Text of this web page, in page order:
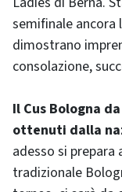
semifinale ancora
dimostrano
consolazione,
Il Cus Bologna
ottenuti dalla
adesso si
tradizionale